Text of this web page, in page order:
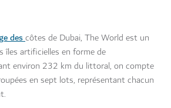
descôtes de Dubai, The World est un
îles artificielles en forme de
environ 232 km du littoral, on compte
en sept lots, représentant chacun